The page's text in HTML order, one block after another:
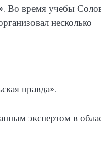
Во время учебы
несколько
правда».
экспертом в